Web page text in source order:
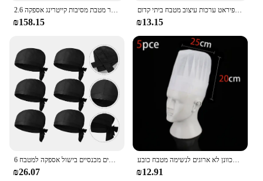
2.6 אינץ 'עמוק נירוסטה שולחן אדים מחבת קיטור שולחן מחבת קיטור מטבת מסיבות קייטרינג אספקה
₪158.15
כובע שף פיראט כובע שף פיראט ערכות עיצוב מטבח ביתי קדום
₪13.15
6 יח 'כובע שחור כובע שף כובע יוניסקס מסעדה לבשל כובעים מכנסיים בישול אספקה למטבח
₪26.07
ילד כובע שף קייטרינג הפנוי בישול כובע מלון מסעדה מתכוונן לא ארוגים לנשימה מטבח כובע
₪12.91